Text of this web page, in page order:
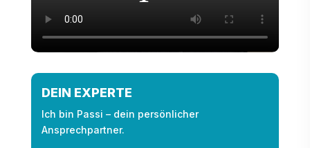
DEIN EXPERTE
Ich bin Passi – dein persönlicher
Ansprechpartner.